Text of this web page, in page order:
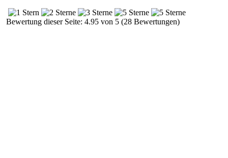
Bewertung dieser Seite: 4.95 von 5 (28 Bewertungen)